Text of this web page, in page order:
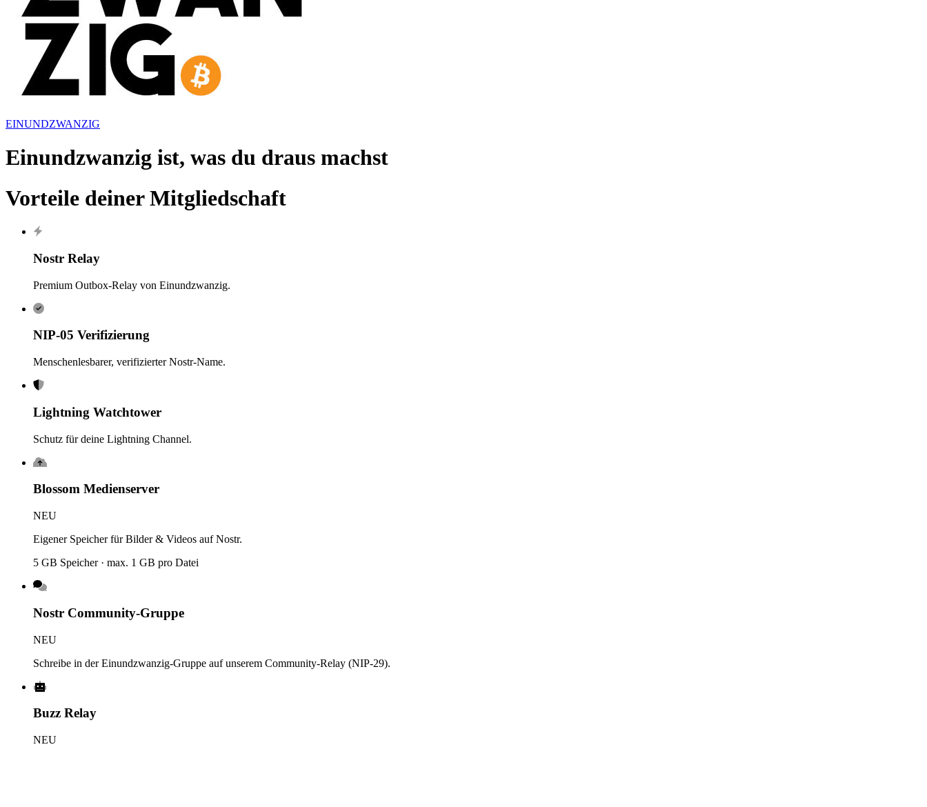
EINUNDZWANZIG
Einundzwanzig ist, was du draus machst
Vorteile deiner Mitgliedschaft
Nostr Relay
Premium Outbox-Relay von Einundzwanzig.
NIP-05 Verifizierung
Menschenlesbarer, verifizierter Nostr-Name.
Lightning Watchtower
Schutz für deine Lightning Channel.
Blossom Medienserver
NEU
Eigener Speicher für Bilder & Videos auf Nostr.
5 GB Speicher · max. 1 GB pro Datei
Nostr Community-Gruppe
NEU
Schreibe in der Einundzwanzig-Gruppe auf unserem Community-Relay (NIP-29).
Buzz Relay
NEU